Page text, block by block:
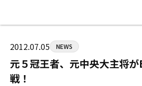
HOME
ジムについて
トレーニング
施
会
2012.07.05 NEWS
元５冠王者、元中央大主将
戦！